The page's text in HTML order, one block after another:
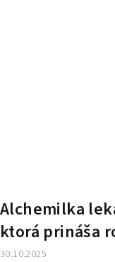
Alchemilka
ktorá prináša
30.10.2025